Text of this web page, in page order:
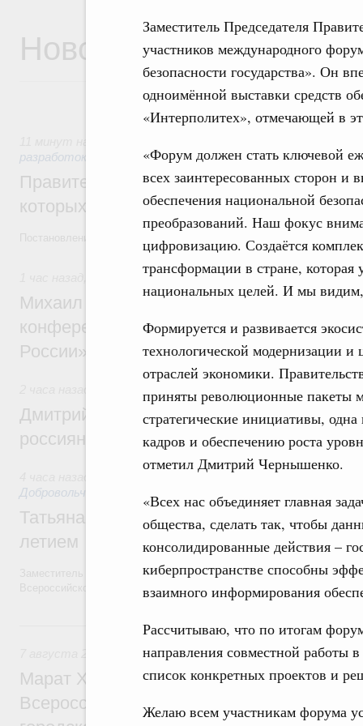
Заместитель Председателя
участников международного
безопасности государства». Он
одноимённой выставки средств
«Интерполитех», отмечающей в
«Форум должен стать ключевой
всех заинтересованных сторон
обеспечения национальной
преобразований. Наш фокус
цифровизацию. Создаётся
трансформации в стране, которая
национальных целей. И мы
Формируется и развивается
технологической модернизации
отраслей экономики.
приняты революционные пакеты
стратегические инициативы,
кадров и обеспечению роста
отметил Дмитрий Чернышенко.
«Всех нас объединяет главная
общества, сделать так, чтобы
консолидированные действия –
киберпространстве способны
взаимного информирования
Рассчитываю, что по итогам
направления совместной работы
список конкретных проектов и
Желаю всем участникам форума
Новости
разработок
Правительство расширило перечень
которых освобождаются от НДФЛ
Постановление от 5 августа 2026 года №978
Отрасль информационных технологий
Михаил Мишустин дал поручения по
конференции «Цифровая индустрия
России»
Дмитрий Чернышенко и Михаил
россиян с Днём физкультурника
Социальные инновации. Некоммерческие
Добровольчество и волонтёрство. Благотворительность
Татьяна Голикова поздравила
летием
Заместитель Председателя Правительства Татьяна Голикова
Всероссийского общественного движения «Волонтёры-медики» с
Вчера
Экономика городов. Городская среда
Марат Хуснуллин провёл заседание
Всероссийского конкурса лучших